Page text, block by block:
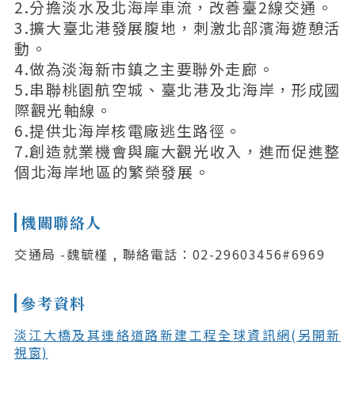
2.分擔淡水及北海岸車流，改善臺2線交通。
3.擴大臺北港發展腹地，刺激北部濱海遊憩活
動。
4.做為淡海新市鎮之主要聯外走廊。
5.串聯桃園航空城、臺北港及北海岸，形成國
際觀光軸線。
6.提供北海岸核電廠逃生路徑。
7.創造就業機會與龐大觀光收入，進而促進整
個北海岸地區的繁榮發展。
機關聯絡人
交通局 -魏毓槿 , 聯絡電話：02-29603456#6969
參考資料
淡江大橋及其連絡道路新建工程全球資訊網(另開新
視窗)